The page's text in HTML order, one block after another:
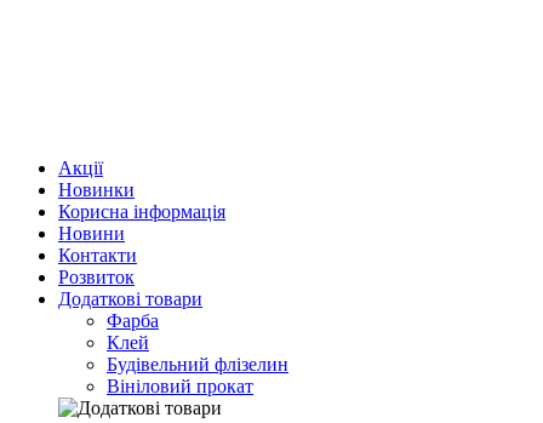
Акції
Новинки
Корисна інформація
Новини
Контакти
Розвиток
Додаткові товари
Фарба
Клей
Будівельний флізелин
Вініловий прокат